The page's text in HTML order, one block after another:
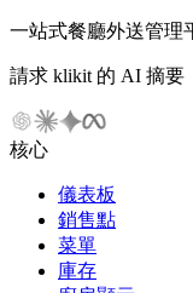
一站式餐廳外送管理
請求 klikit 的 AI 摘要
核心
儀表板
銷售點
菜單
庫存